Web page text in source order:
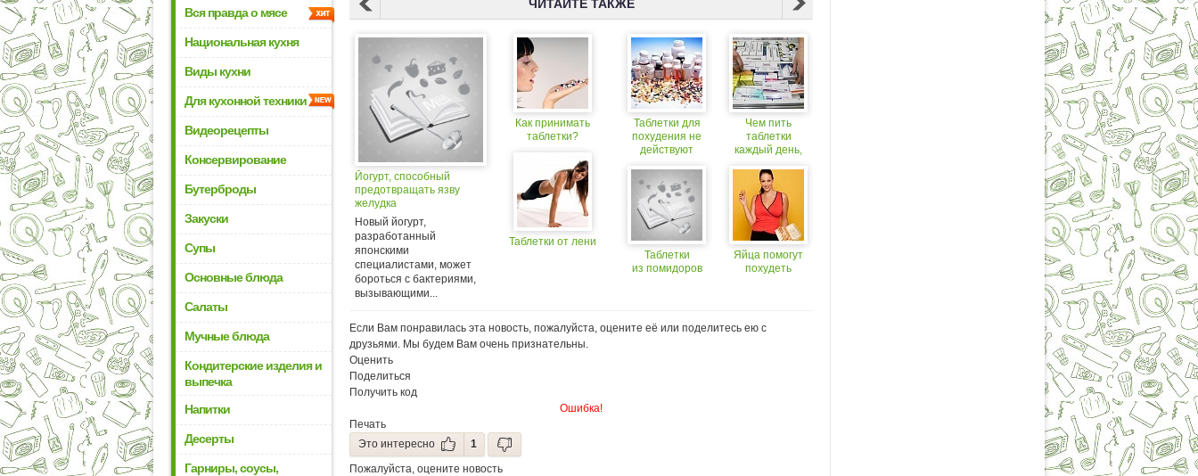
Вся правда о мясе
Национальная кухня
Виды кухни
Для кухонной техники
Видеорецепты
Консервирование
Бутерброды
Закуски
Супы
Основные блюда
Салаты
Мучные блюда
Кондитерские изделия и
выпечка
Напитки
Десерты
Гарниры, соусы,
ЧИТАЙТЕ ТАКЖЕ
Йогурт, способный
предотвращать язву
желудка
Новый йогурт,
разработанный
японскими
специалистами, может
бороться с бактериями,
вызывающими...
Как принимать
таблетки?
Таблетки от лени
Таблетки для
похудения не
действуют
Таблетки
из помидоров
Чем пить
таблетки
каждый день,
умереть
раньше?
Яйца помогут
похудеть
Если Вам понравилась эта новость, пожалуйста, оцените её или поделитесь ею с
друзьями. Мы будем Вам очень признательны.
Оценить
Поделиться
Получить код
Ошибка!
Печать
Это интересно
1
Пожалуйста, оцените новость